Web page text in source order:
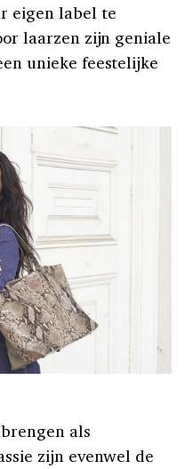
eigen label te
laarzen zijn geniale
unieke feestelijke
als
zijn evenwel de